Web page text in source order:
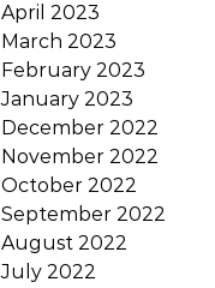
April 2023
March 2023
February 2023
January 2023
December 2022
November 2022
October 2022
September 2022
August 2022
July 2022